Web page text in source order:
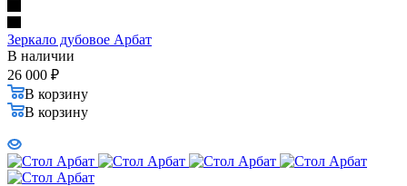
Зеркало дубовое Арбат
В наличии
26 000 ₽
В корзину
В корзину